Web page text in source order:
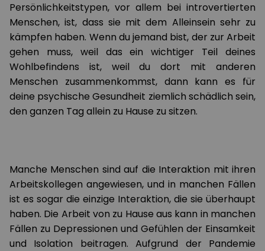
Persönlichkeitstypen, vor allem bei introvertierten
Menschen, ist, dass sie mit dem Alleinsein sehr zu
kämpfen haben. Wenn du jemand bist, der zur Arbeit
gehen muss, weil das ein wichtiger Teil deines
Wohlbefindens ist, weil du dort mit anderen
Menschen zusammenkommst, dann kann es für
deine psychische Gesundheit ziemlich schädlich sein,
den ganzen Tag allein zu Hause zu sitzen.
Manche Menschen sind auf die Interaktion mit ihren
Arbeitskollegen angewiesen, und in manchen Fällen
ist es sogar die einzige Interaktion, die sie überhaupt
haben. Die Arbeit von zu Hause aus kann in manchen
Fällen zu Depressionen und Gefühlen der Einsamkeit
und Isolation beitragen. Aufgrund der Pandemie